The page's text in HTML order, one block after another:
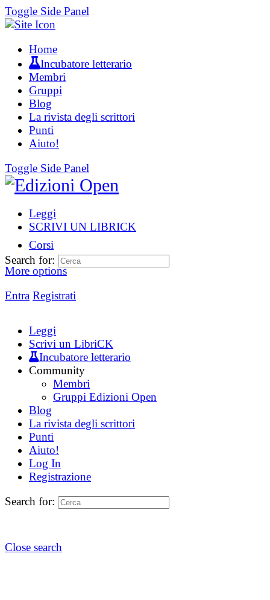
Toggle Side Panel
Home
Incubatore letterario
Membri
Gruppi
Blog
La rivista degli scrittori
Punti
Aiuto!
Toggle Side Panel
Leggi
SCRIVI UN LIBRICK
Corsi
More options
Entra Registrati
Search for:
Leggi
Scrivi un LibriCK
Incubatore letterario
Community
Membri
Gruppi Edizioni Open
Blog
La rivista degli scrittori
Punti
Aiuto!
Log In
Registrazione
Search for:
Close search